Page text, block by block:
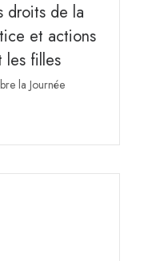
droits de la
et actions
les filles
la Journée